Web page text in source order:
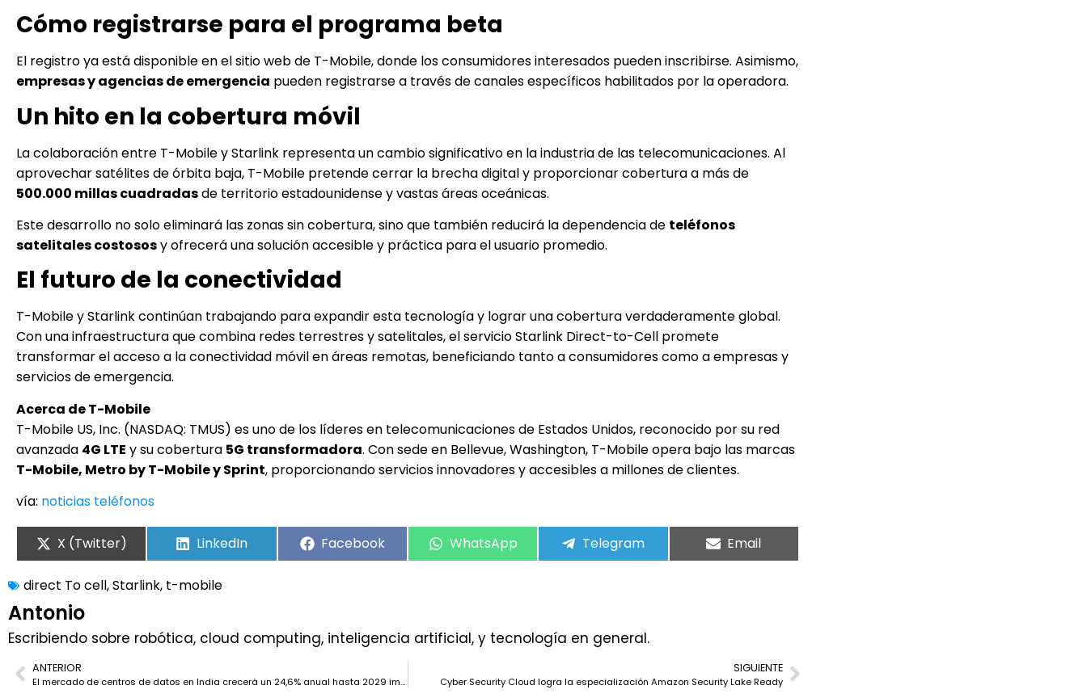
Cómo registrarse para el programa beta
El registro ya está disponible en el sitio web de T-Mobile, donde los consumidores interesados pueden inscribirse. Asimismo,
empresas y agencias de emergencia pueden registrarse a través de canales específicos habilitados por la operadora.
Un hito en la cobertura móvil
La colaboración entre T-Mobile y Starlink representa un cambio significativo en la industria de las telecomunicaciones. Al
aprovechar satélites de órbita baja, T-Mobile pretende cerrar la brecha digital y proporcionar cobertura a más de
500.000 millas cuadradasde territorio estadounidense y vastas áreas oceánicas.
Este desarrollo no solo eliminará las zonas sin cobertura, sino que también reducirá la dependencia de teléfonos
satelitales costososy ofrecerá una solución accesible y práctica para el usuario promedio.
El futuro de la conectividad
T-Mobile y Starlink continúan trabajando para expandir esta tecnología y lograr una cobertura verdaderamente global.
Con una infraestructura que combina redes terrestres y satelitales, el servicio Starlink Direct-to-Cell promete
transformar el acceso a la conectividad móvil en áreas remotas, beneficiando tanto a consumidores como a empresas y
servicios de emergencia.
Acerca de T-Mobile
T-Mobile US, Inc. (NASDAQ: TMUS) es uno de los líderes en telecomunicaciones de Estados Unidos, reconocido por su red
avanzada 4G LTE y su cobertura 5G transformadora. Con sede en Bellevue, Washington, T-Mobile opera bajo las marcas
T-Mobile, Metro by T-Mobile y Sprint, proporcionando servicios innovadores y accesibles a millones de clientes.
vía: noticias teléfonos
X (Twitter) LinkedIn Facebook WhatsApp Telegram Email
direct To cell,Starlink, t-mobile
Antonio
Escribiendo sobre robótica, cloud computing, inteligencia artificial, y tecnología en general.
ANTERIOR
El mercado de centros de datos en India crecerá un 24,6% anual hasta 2029 impulsado por la demanda de colocation
SIGUIENTE
Cyber Security Cloud logra la especialización Amazon Security Lake Ready